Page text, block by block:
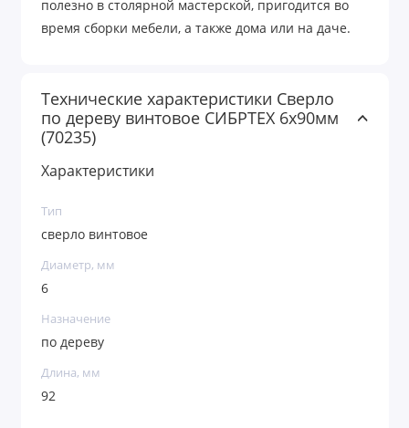
полезно в столярной мастерской, пригодится во
время сборки мебели, а также дома или на даче.
Технические характеристики Сверло
по дереву винтовое СИБРТЕХ 6х90мм
(70235)
Характеристики
Тип
сверло винтовое
Диаметр, мм
6
Назначение
по дереву
Длина, мм
92